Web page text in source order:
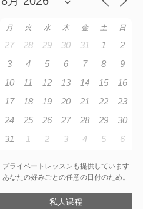
月 火 水 木 金 土 日
27 28 29 30 31 1
2
3
4 5 6 7 8
9
10
11 12 13 14 15
16
17
18 19 20 21 22
23
24
25 26 27 28 29
30
31
1 2 3 4 5 6
プライベートレッスンも提供しています
あなたの好みごとの任意の日付のため。
私人课程